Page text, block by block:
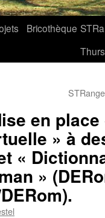
Bricothèque
en place
» à
«
»